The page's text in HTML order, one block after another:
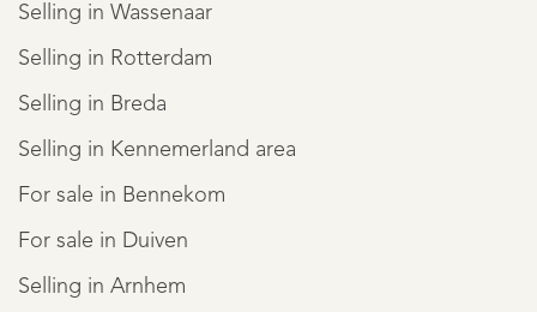
Selling in Wassenaar
Selling in Rotterdam
Selling in Breda
Selling in Kennemerland area
For sale in Bennekom
For sale in Duiven
Selling in Arnhem